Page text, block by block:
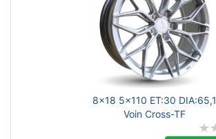
8x18 5x110 ET:30 DIA:65,1
Voin Cross-TF